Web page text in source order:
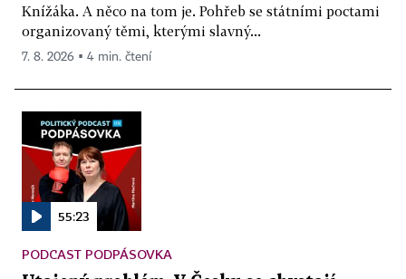
Knížáka. A něco na tom je. Pohřeb se státními poctami
organizovaný těmi, kterými slavný...
7. 8. 2026 ▪ 4 min. čtení
55:23
PODCAST PODPÁSOVKA